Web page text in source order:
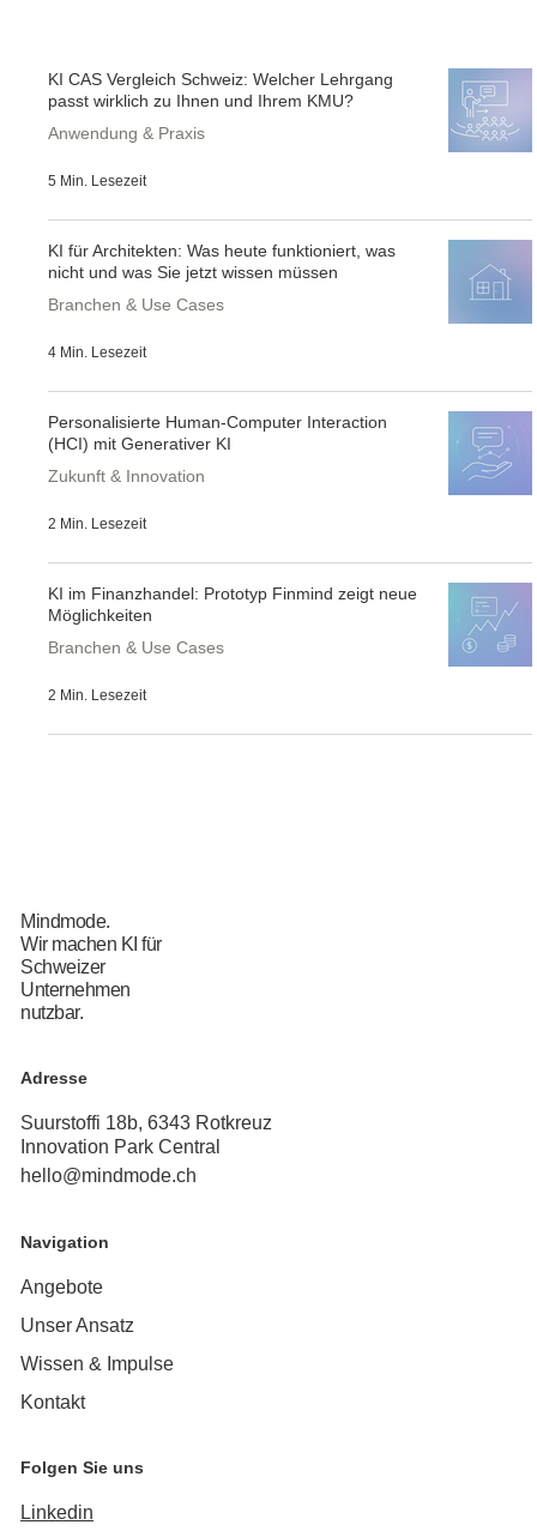
KI CAS Vergleich Schweiz: Welcher Lehrgang
passt wirklich zu Ihnen und Ihrem KMU?
Anwendung & Praxis
5 Min. Lesezeit
KI für Architekten: Was heute funktioniert, was
nicht und was Sie jetzt wissen müssen
Branchen & Use Cases
4 Min. Lesezeit
Personalisierte Human-Computer Interaction
(HCI) mit Generativer KI
Zukunft & Innovation
2 Min. Lesezeit
KI im Finanzhandel: Prototyp Finmind zeigt neue
Möglichkeiten
Branchen & Use Cases
2 Min. Lesezeit
Mindmode.
Wir machen KI für
Schweizer
Unternehmen
nutzbar.
Adresse
Suurstoffi 18b, 6343 Rotkreuz
Innovation Park Central
hello@mindmode.ch
Navigation
Angebote
Unser Ansatz
Wissen & Impulse
Kontakt
Folgen Sie uns
Linkedin